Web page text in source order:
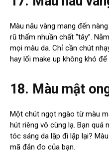
Màu nâu vàng mang đến
rũ thấm nhuần chất “tây”.
mọi màu da. Chỉ cần chút
hay lối make up không khó để
18. Màu mật
Một chút ngọt ngào từ màu
hút riêng vô cùng lạ. Bạn quá
tóc sáng da lặp đi lặp lại?
mã đắn đo của bạn.